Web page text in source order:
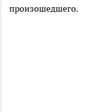
произошедшего.